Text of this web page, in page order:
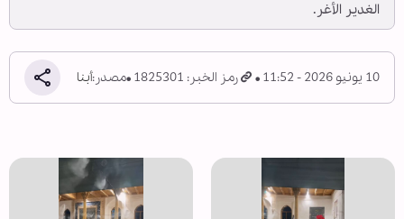
الغدير الأغر.
10 يونيو 2026 - 11:52 رمز الخبر: 1825301 مصدر:أبنا